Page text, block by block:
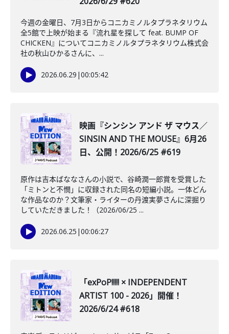
今週の金曜日、7月3日からコニカミノルタプラネタリウム
全5館で上映が始まる『流れ星を探して feat. BUMP OF
CHICKEN』についてコニカミノルタプラネタリウム株式会
社の秋山ひかるさんに、...
2026.06.29 |00:05:42
映画『シンシン アンド ザ マウス／
SINSIN AND THE MOUSE』6月26
日、公開！2026/6/25 #619
原作は吉本ばななさんの小説で、谷崎潤一郎賞を受賞した
「ミトンと不憫」に収録された同名の短編小説。一体どん
な作品なのか？文筆家・ライターの丹渡実夢さんに深掘り
していただきました！（2026/06/25 ...
2026.06.25 |00:06:27
「exPoP!!!!! × INDEPENDENT
ARTIST 100 - 2026」開催！
2026/6/24 #618